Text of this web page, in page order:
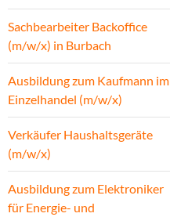
Sachbearbeiter Backoffice
(m/w/x) in Burbach
Ausbildung zum Kaufmann im
Einzelhandel (m/w/x)
Verkäufer Haushaltsgeräte
(m/w/x)
Ausbildung zum Elektroniker
für Energie- und